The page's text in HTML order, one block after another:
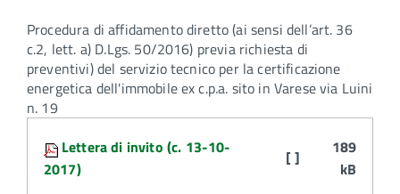
Procedura di affidamento diretto (ai sensi dell’art. 36
c.2, lett. a) D.Lgs. 50/2016) previa richiesta di
preventivi) del servizio tecnico per la certificazione
energetica dell'immobile ex c.p.a. sito in Varese via Luini
n. 19
Lettera di invito (c. 13-10-
2017)
[ ]
189
kB